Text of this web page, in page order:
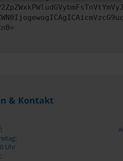
& Kontakt
Uhr